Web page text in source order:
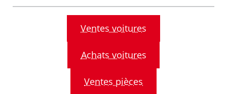
Ventes voitures
Achats voitures
Ventes pièces